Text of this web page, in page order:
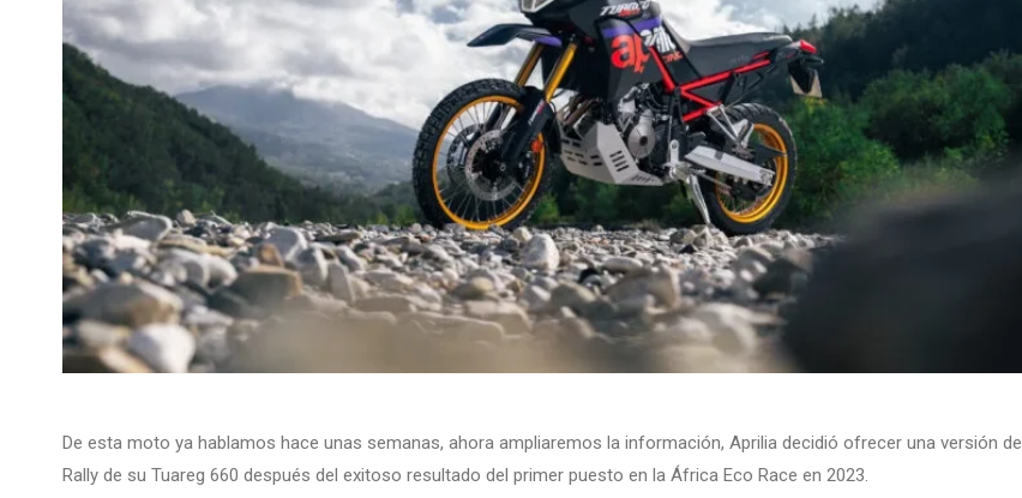
De esta moto ya hablamos hace unas semanas, ahora ampliaremos la información, Aprilia decidió ofrecer una versión de
Rally de su Tuareg 660 después del exitoso resultado del primer puesto en la África Eco Race en 2023.